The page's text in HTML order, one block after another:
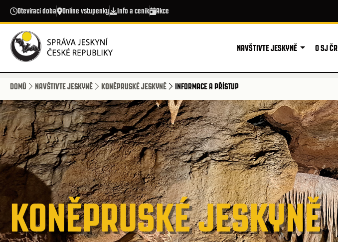
Přejít k hlavnímu obsahu
Otevírací doba Online vstupenky Info a ceník Akce
NAVŠTIVTE JESKYNĚ O SJ ČR
DOMŮ NAVŠTIVTE JESKYNĚ KONĚPRUSKÉ JESKYNĚ INFORMACE A PŘÍSTUP
KONĚPRUSKÉ JESKYNĚ